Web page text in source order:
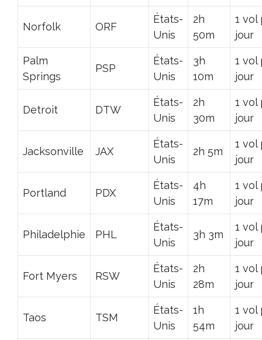
Norfolk ORF
États-
Unis
2h
50m
1 vol
jour
Palm
Springs
PSP
États-
Unis
3h
10m
1 vol
jour
Detroit DTW
États-
Unis
2h
30m
1 vol
jour
Jacksonville JAX
États-
Unis
2h 5m
1 vol
jour
Portland PDX
États-
Unis
4h
17m
1 vol
jour
Philadelphie PHL
États-
Unis
3h 3m
1 vol
jour
Fort Myers RSW
États-
Unis
2h
28m
1 vol
jour
Taos TSM
États-
Unis
1h
54m
1 vol
jour